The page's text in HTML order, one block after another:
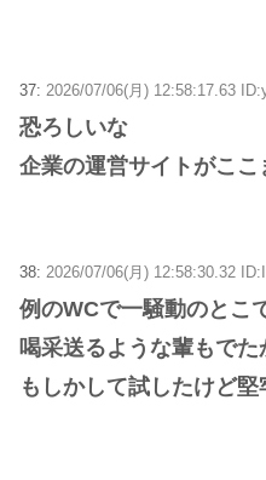
37: 2026/07/06(月) 12:58:17.63
恐ろしいな
企業の運営サイトがここ
38: 2026/07/06(月) 12:58:30.32
例のWCで一騒動のとこ
喝采送るような輩もで
もしかして試したけど